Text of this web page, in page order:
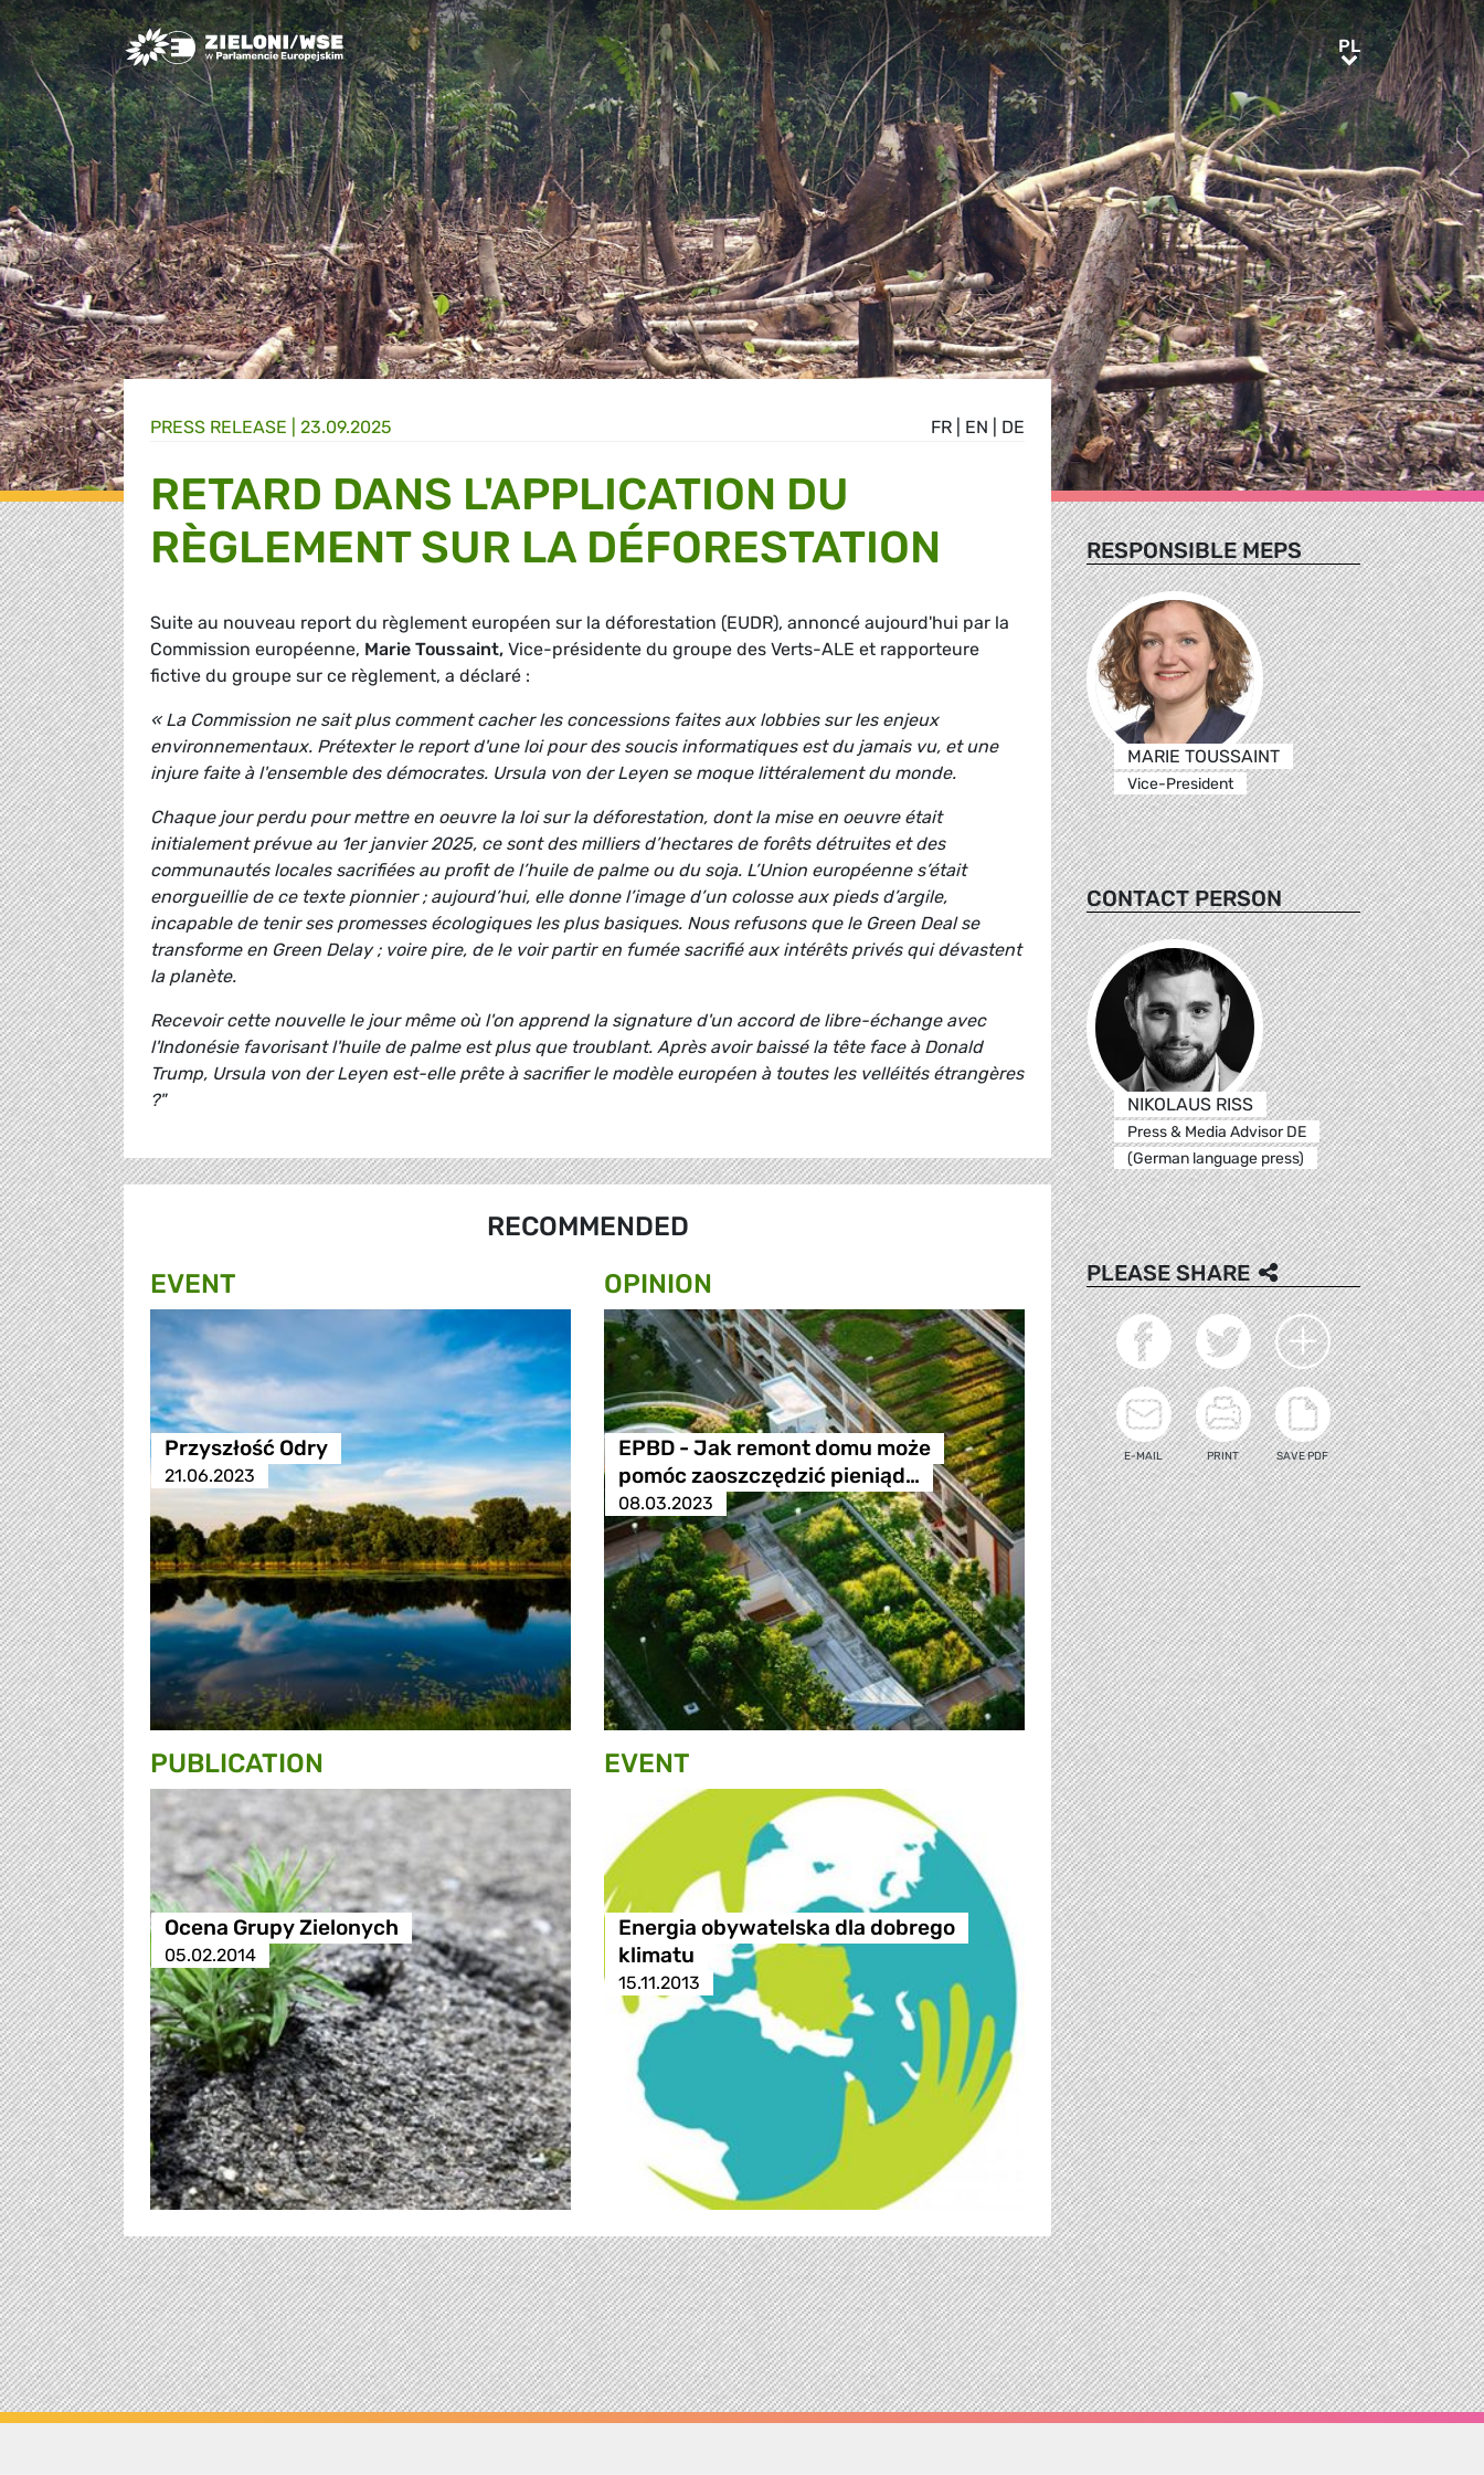
Greens/EFA Home PLPL
FR EN DE
PRESS RELEASE | 23.09.2025
RETARD DANS L'APPLICATION DU
RÈGLEMENT SUR LA DÉFORESTATION
Suite au nouveau report du règlement européen sur la déforestation (EUDR), annoncé aujourd'hui par la
Commission européenne, Marie Toussaint, Vice-présidente du groupe des Verts-ALE et rapporteure
fictive du groupe sur ce règlement, a déclaré :
« La Commission ne sait plus comment cacher les concessions faites aux lobbies sur les enjeux
environnementaux. Prétexter le report d'une loi pour des soucis informatiques est du jamais vu, et une
injure faite à l'ensemble des démocrates. Ursula von der Leyen se moque littéralement du monde.
Chaque jour perdu pour mettre en oeuvre la loi sur la déforestation, dont la mise en oeuvre était
initialement prévue au 1er janvier 2025, ce sont des milliers d’hectares de forêts détruites et des
communautés locales sacrifiées au profit de l’huile de palme ou du soja. L’Union européenne s’était
enorgueillie de ce texte pionnier ; aujourd’hui, elle donne l’image d’un colosse aux pieds d’argile,
incapable de tenir ses promesses écologiques les plus basiques. Nous refusons que le Green Deal se
transforme en Green Delay ; voire pire, de le voir partir en fumée sacrifié aux intérêts privés qui dévastent
la planète.
Recevoir cette nouvelle le jour même où l'on apprend la signature d'un accord de libre-échange avec
l'Indonésie favorisant l'huile de palme est plus que troublant. Après avoir baissé la tête face à Donald
Trump, Ursula von der Leyen est-elle prête à sacrifier le modèle européen à toutes les velléités étrangères
?"
RECOMMENDED
EVENT
Przyszłość Odry
21.06.2023
OPINION
EPBD - Jak remont domu może
pomóc zaoszczędzić pieniąd…
08.03.2023
PUBLICATION
Ocena Grupy Zielonych
05.02.2014
EVENT
Energia obywatelska dla dobrego
klimatu
15.11.2013
RESPONSIBLE MEPS
MARIE TOUSSAINT
Vice-President
CONTACT PERSON
NIKOLAUS RISS
Press & Media Advisor DE
(German language press)
PLEASE SHARE
E-MAIL PRINT SAVE PDF